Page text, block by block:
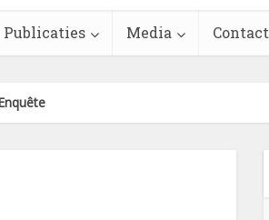
Publicaties Media Contact